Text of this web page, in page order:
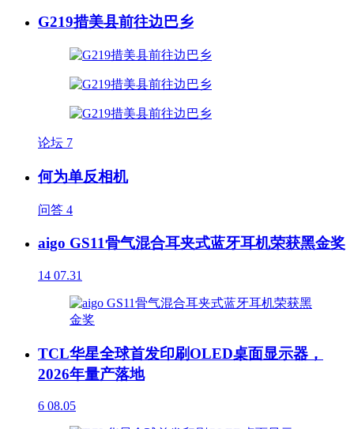
G219措美县前往边巴乡
论坛 7
何为单反相机
问答 4
aigo GS11骨气混合耳夹式蓝牙耳机荣获黑金奖
14 07.31
TCL华星全球首发印刷OLED桌面显示器，
2026年量产落地
6 08.05